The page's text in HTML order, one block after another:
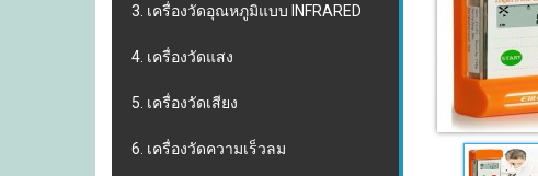
3. เครื่องวัดอุณหภูมิแบบ INFRARED
4. เครื่องวัดแสง
5. เครื่องวัดเสียง
6. เครื่องวัดความเร็วลม